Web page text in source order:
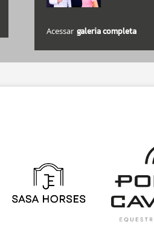
Acessar galeria completa